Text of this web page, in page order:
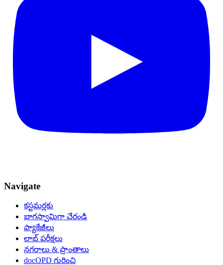
Navigate
కస్టమర్లకు
భాగస్వామిగా చేరండి
ప్యాకేజీలు
లాబ్ పరీక్షలు
నగరాలు & ప్రాంతాలు
docOPD గురించి